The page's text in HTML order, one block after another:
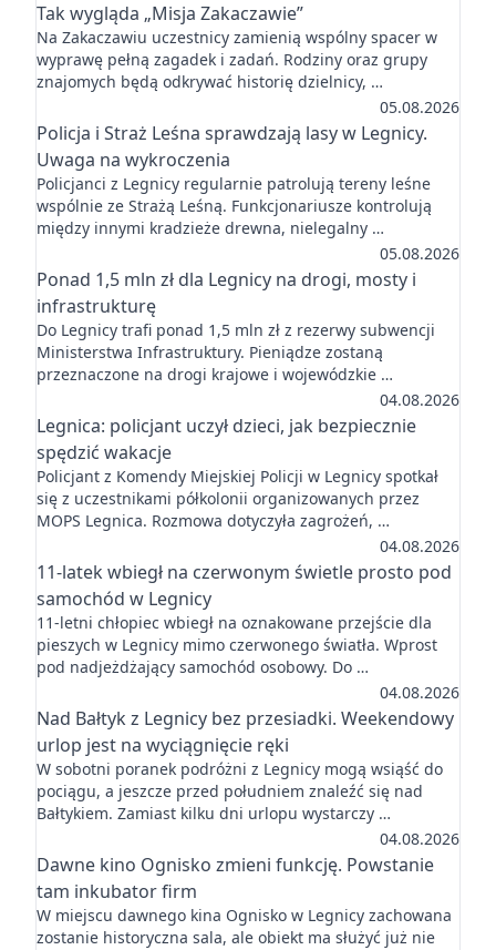
Tak wygląda „Misja Zakaczawie”
Na Zakaczawiu uczestnicy zamienią wspólny spacer w
wyprawę pełną zagadek i zadań. Rodziny oraz grupy
znajomych będą odkrywać historię dzielnicy, …
05.08.2026
Policja i Straż Leśna sprawdzają lasy w Legnicy.
Uwaga na wykroczenia
Policjanci z Legnicy regularnie patrolują tereny leśne
wspólnie ze Strażą Leśną. Funkcjonariusze kontrolują
między innymi kradzieże drewna, nielegalny …
05.08.2026
Ponad 1,5 mln zł dla Legnicy na drogi, mosty i
infrastrukturę
Do Legnicy trafi ponad 1,5 mln zł z rezerwy subwencji
Ministerstwa Infrastruktury. Pieniądze zostaną
przeznaczone na drogi krajowe i wojewódzkie …
04.08.2026
Legnica: policjant uczył dzieci, jak bezpiecznie
spędzić wakacje
Policjant z Komendy Miejskiej Policji w Legnicy spotkał
się z uczestnikami półkolonii organizowanych przez
MOPS Legnica. Rozmowa dotyczyła zagrożeń, …
04.08.2026
11-latek wbiegł na czerwonym świetle prosto pod
samochód w Legnicy
11-letni chłopiec wbiegł na oznakowane przejście dla
pieszych w Legnicy mimo czerwonego światła. Wprost
pod nadjeżdżający samochód osobowy. Do …
04.08.2026
Nad Bałtyk z Legnicy bez przesiadki. Weekendowy
urlop jest na wyciągnięcie ręki
W sobotni poranek podróżni z Legnicy mogą wsiąść do
pociągu, a jeszcze przed południem znaleźć się nad
Bałtykiem. Zamiast kilku dni urlopu wystarczy …
04.08.2026
Dawne kino Ognisko zmieni funkcję. Powstanie
tam inkubator firm
W miejscu dawnego kina Ognisko w Legnicy zachowana
zostanie historyczna sala, ale obiekt ma służyć już nie